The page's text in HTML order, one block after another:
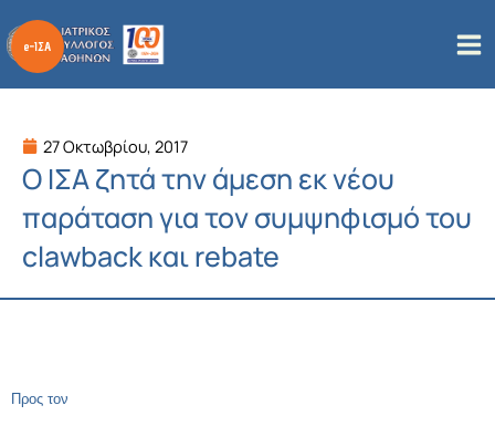
στο
περιεχόμενο
27 Οκτωβρίου, 2017
Ο ΙΣΑ ζητά την άμεση εκ νέου
παράταση για τον συμψηφισμό του
clawback και rebate
Προς τον